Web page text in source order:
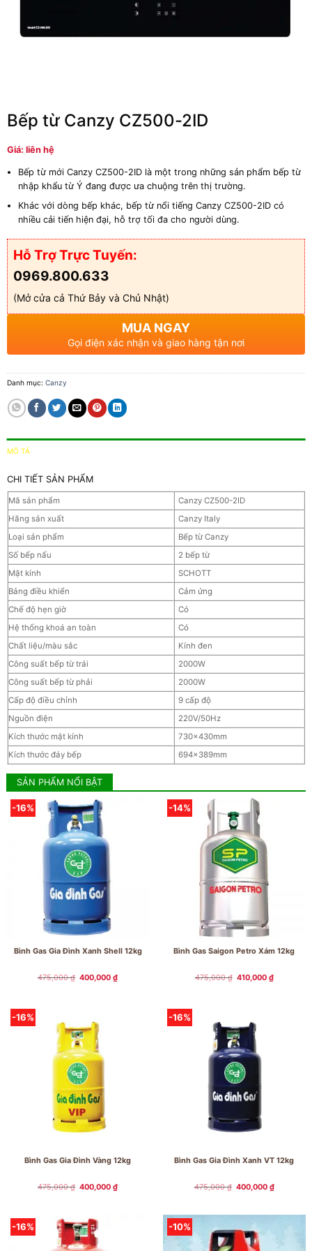
Bếp từ Canzy CZ500-2ID
Giá: liên hệ
Bếp từ mới Canzy CZ500-2ID là một trong những sản phẩm bếp từ
nhập khẩu từ Ý đang được ưa chuộng trên thị trường.
Khác với dòng bếp khác, bếp từ nổi tiếng Canzy CZ500-2ID có
nhiều cải tiến hiện đại, hỗ trợ tối đa cho người dùng.
Hỗ Trợ Trực Tuyến:
0969.800.633
(Mở cửa cả Thứ Bảy và Chủ Nhật)
MUA NGAY
Gọi điện xác nhận và giao hàng tận nơi
Danh mục: Canzy
MÔ TẢ
CHI TIẾT SẢN PHẨM
Mã sản phẩm
Canzy CZ500-2ID
Hãng sản xuất
Canzy Italy
Loại sản phẩm
Bếp từ Canzy
Số bếp nấu
2 bếp từ
Mặt kính
SCHOTT
Bảng điều khiển
Cảm ứng
Chế độ hẹn giờ
Có
Hệ thống khoá an toàn
Có
Chất liệu/màu sắc
Kính đen
Công suất bếp từ trái
2000W
Công suất bếp từ phải
2000W
Cấp độ điều chỉnh
9 cấp độ
Nguồn điện
220V/50Hz
Kích thước mặt kính
730x430mm
Kích thước đáy bếp
694x389mm
SẢN PHẨM NỔI BẬT
-16%
Bình Gas Gia Đình Xanh Shell 12kg
475,000₫ Giá
gốc
400,000₫Giá
-14%
Bình Gas Saigon Petro Xám 12kg
475,000₫ Giá
gốc
410,000 ₫Giá
hiện
-16%
Bình Gas Gia Đình Vàng 12kg
475,000₫ Giá
gốc
400,000₫Giá
hiện
-16%
Bình Gas Gia Đình Xanh VT 12kg
475,000₫ Giá
gốc
400,000 ₫Giá
hiện
400,000
-16% -10%